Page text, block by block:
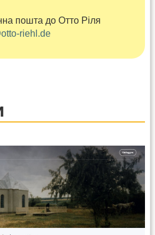
пошта до Отто Ріля
riehl.de